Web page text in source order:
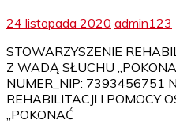
24 listopada 2020 admin123
STOWARZYSZENIE
Z WADĄ SŁUCHU
NUMER_NIP: 7393456751
REHABILITACJI I POMOCY
„POKONAĆ